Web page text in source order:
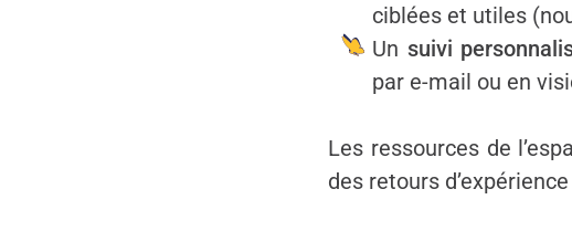
ciblées et utiles
Un suivi
par e-mail ou en
Les ressources de
des retours